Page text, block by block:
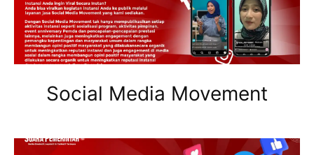
Social Media Movement